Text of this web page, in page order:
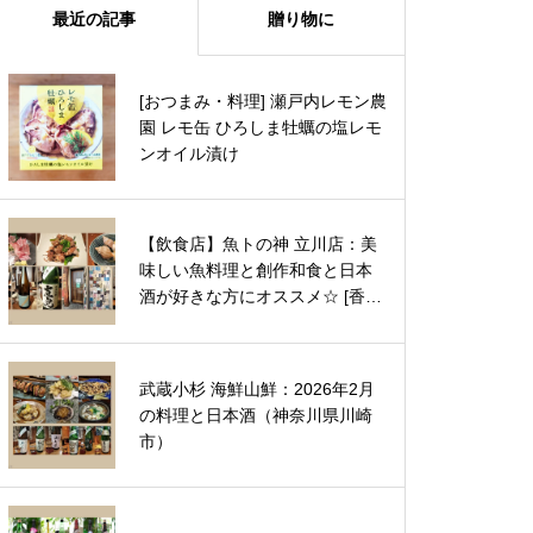
最近の記事 贈り物に
[おつまみ・料理] 瀬戸内レモン農
園 レモ缶 ひろしま牡蠣の塩レモ
ンオイル漬け
【飲食店】魚トの神 立川店：美
味しい魚料理と創作和食と日本
酒が好きな方にオススメ☆ [香害
武蔵小杉 海鮮山鮮：2026年2月
の料理と日本酒（神奈川県川崎
市）
MINAKI 極幻（GOKUGEN）：非
の打ち所がないラグジュアリーな
日本酒の美味しさに酔いしれる
【京都】BONITA 特別純米酒：ワ
インのような初めての美味しさに
ウキウキする1本♪
高級日本酒 TAKANOME（鷹ノ
目）リニューアル！ごちそうの味
わいを活かしながら軽やかに並走